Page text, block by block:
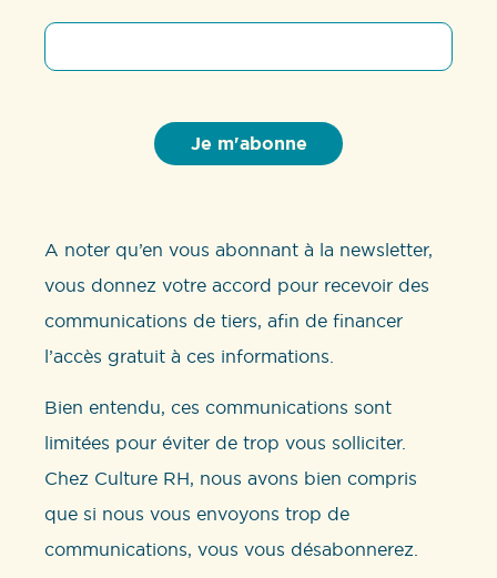
A noter qu’en vous abonnant à la newsletter,
vous donnez votre accord pour recevoir des
communications de tiers, afin de financer
l’accès gratuit à ces informations.
Bien entendu, ces communications sont
limitées pour éviter de trop vous solliciter.
Chez Culture RH, nous avons bien compris
que si nous vous envoyons trop de
communications, vous vous désabonnerez.